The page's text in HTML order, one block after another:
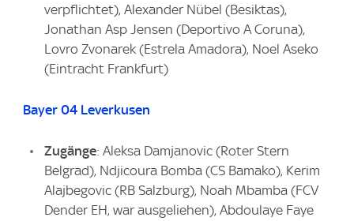
verpflichtet), Alexander Nübel (Besiktas),
Jonathan Asp Jensen (Deportivo A Coruna),
Lovro Zvonarek (Estrela Amadora), Noel Aseko
(Eintracht Frankfurt)
Bayer 04 Leverkusen
Zugänge: Aleksa Damjanovic (Roter Stern
Belgrad), Ndjicoura Bomba (CS Bamako), Kerim
Alajbegovic (RB Salzburg), Noah Mbamba (FCV
Dender EH, war ausgeliehen), Abdoulaye Faye